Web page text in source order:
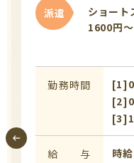
派遣
ショート
1600円
勤務時間
給 与 時